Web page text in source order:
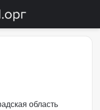
область